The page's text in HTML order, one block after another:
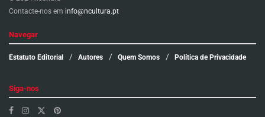
Contacte-nos em info@ncultura.pt
Navegar
Estatuto Editorial Autores Quem Somos Política de Privacidade
Siga-nos